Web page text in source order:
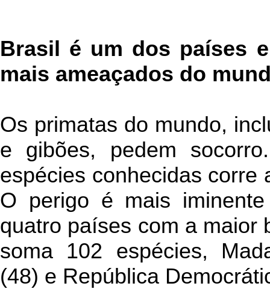
Brasil é um dos países
mais ameaçados do
Os primatas do mundo,
e gibões, pedem
espécies conhecidas corre
O perigo é mais
quatro países com a maior
soma 102 espécies,
(48) e República